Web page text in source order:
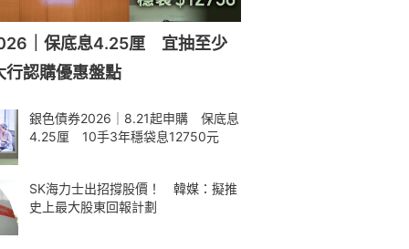
｜保底息4.25厘 宜抽至少
認購優惠盤點
銀色債券2026｜8.21起申購 保底息
4.25厘 10手3年穩袋息12750元
SK海力士出招撐股價！ 韓媒：擬推
史上最大股東回報計劃